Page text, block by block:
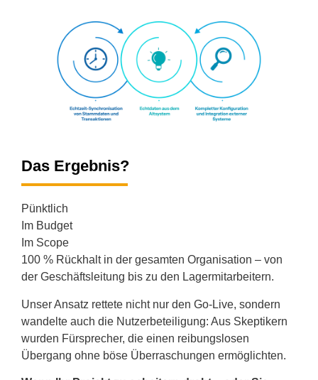
Das Ergebnis?
Pünktlich
Im Budget
Im Scope
100 % Rückhalt in der gesamten Organisation – von
der Geschäftsleitung bis zu den Lagermitarbeitern.
Unser Ansatz rettete nicht nur den Go-Live, sondern
wandelte auch die Nutzerbeteiligung: Aus Skeptikern
wurden Fürsprecher, die einen reibungslosen
Übergang ohne böse Überraschungen ermöglichten.